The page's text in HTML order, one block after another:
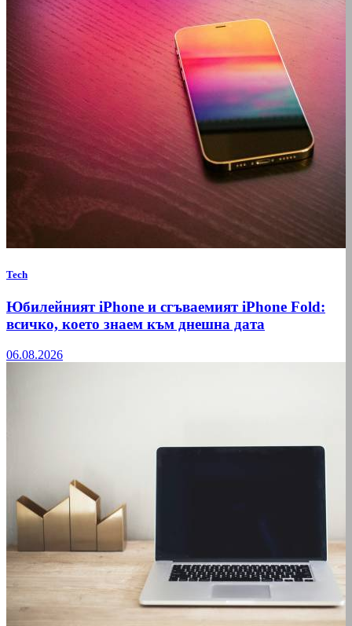
Tech
Юбилейният iPhone и сгъваемият iPhone Fold:
всичко, което знаем към днешна дата
06.08.2026